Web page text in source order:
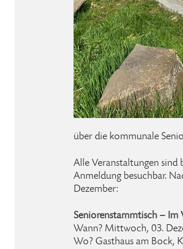
über die kommunale
Alle Veranstaltungen sind
Anmeldung besuchbar.
Dezember:
Seniorenstammtisch – Im
Wann? Mittwoch, 03.
Wo? Gasthaus am Bock,